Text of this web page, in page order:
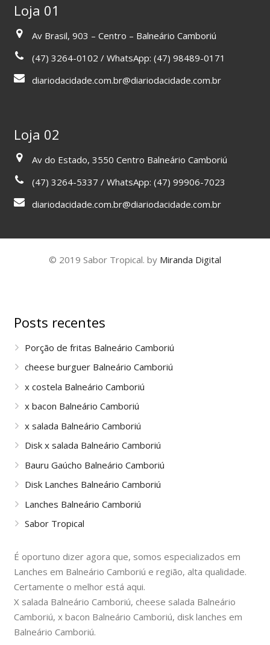
Loja 01
Av Brasil, 903 – Centro – Balneário Camboriú
(47) 3264-0102 / WhatsApp: (47) 98489-0171
diariodacidade.com.br@diariodacidade.com.br
Loja 02
Av do Estado, 3550 Centro Balneário Camboriú
(47) 3264-5337 / WhatsApp: (47) 99906-7023
diariodacidade.com.br@diariodacidade.com.br
© 2019 Sabor Tropical. by Miranda Digital
Posts recentes
Porção de fritas Balneário Camboriú
cheese burguer Balneário Camboriú
x costela Balneário Camboriú
x bacon Balneário Camboriú
x salada Balneário Camboriú
Disk x salada Balneário Camboriú
Bauru Gaúcho Balneário Camboriú
Disk Lanches Balneário Camboriú
Lanches Balneário Camboriú
Sabor Tropical
É oportuno dizer agora que, somos especializados em
Lanches em Balneário Camboriú e região, alta qualidade.
Certamente o melhor está aqui.
X salada Balneário Camboriú, cheese salada Balneário
Camboriú, x bacon Balneário Camboriú, disk lanches em
Balneário Camboriú.